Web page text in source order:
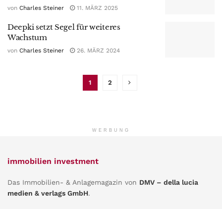
von Charles Steiner 11. MÄRZ 2025
Deepki setzt Segel für weiteres
Wachstum
von Charles Steiner 26. MÄRZ 2024
1 2
WERBUNG
immobilien investment
Das Immobilien- & Anlagemagazin von DMV – della lucia
medien & verlags GmbH.